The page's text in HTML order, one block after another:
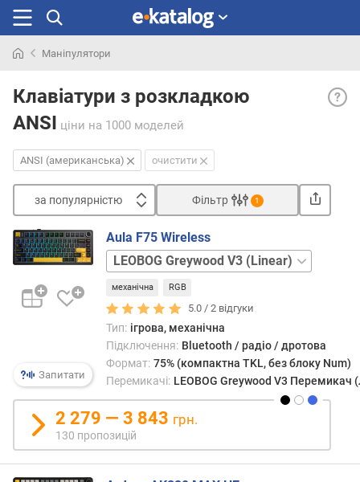
раніше
Маніпулятори
Клавіатури з розкладкою
ANSI ціни на 1000 моделей
ANSI
ця
а
не
ANSI (американська) очистити
за популярністю
з
а
п
о
р
н
і
с
т
ю
Фільтр 1
Запитати
Aula F75 Wireless
LEOBOG
Reaper
Linear
механічна RGB
5.0 /2 відгуки
Тип: ігрова, механічна
Підключення: Bluetooth / радіо / дротова
Формат: 75% (компактна TKL, без блоку Num)
Перемикачі: LEOBOG Greywood V3 Перемикач
2 279 — 3 843 грн.
130 пропозицій